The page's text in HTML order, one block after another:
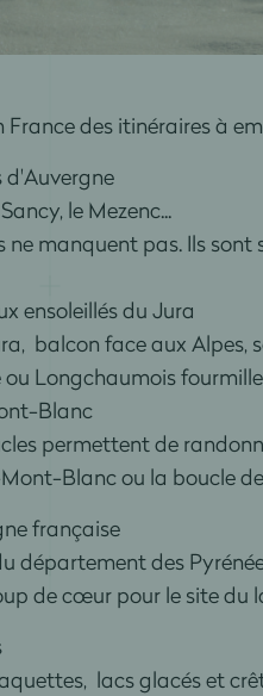
France des itinéraires à
d'Auvergne
le Mezenc...
ne manquent pas. Ils
ensoleillés du Jura
balcon face aux Alpes,
Longchaumois
Blanc
permettent de
Blanc ou la boucle
française
département des
de cœur pour le site du
lacs glacés et